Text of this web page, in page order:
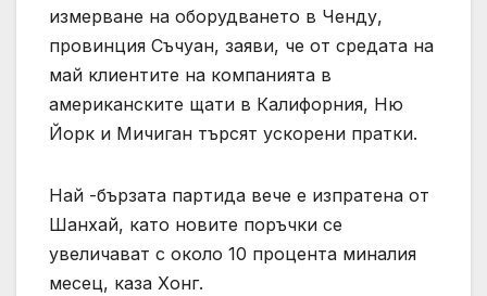
измерване на оборудването в Ченду,
провинция Съчуан, заяви, че от средата на
май клиентите на компанията в
американските щати в Калифорния, Ню
Йорк и Мичиган търсят ускорени пратки.
Най -бързата партида вече е изпратена от
Шанхай, като новите поръчки се
увеличават с около 10 процента миналия
месец, каза Хонг.